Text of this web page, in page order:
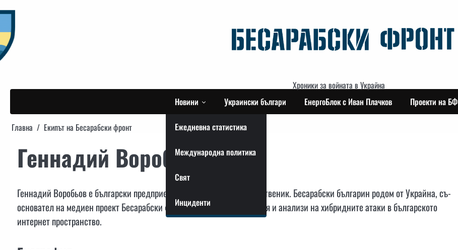
to
content
Хроники за войната в Украйна
Новини
Ежедневна статистика
Международна политика
Свят
Инциденти
Украински българи ЕнергоБлок с Иван Плачков Проекти на БФ
Главна Екипът на Бесарабски фронт
Геннадий Воробьов
Геннадий Воробьов е български предприемач, преподавател и общественик. Бесарабски българин родом от Украйна, съ-
основател на медиен проект Бесарабски фронт, автор на изследвания и анализи на хибридните атаки в българското
интернет пространство.